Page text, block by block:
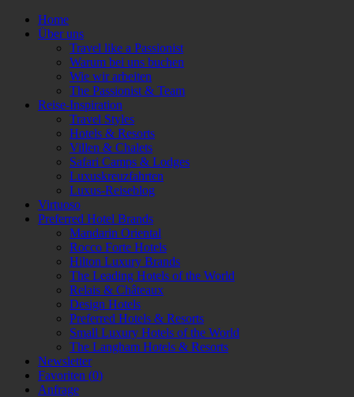
Home
Über uns
Travel like a Passionist
Warum bei uns buchen
Wie wir arbeiten
The Passionist & Team
Reise-Inspiration
Travel Styles
Hotels & Resorts
Villen & Chalets
Safari Camps & Lodges
Luxuskreuzfahrten
Luxus-Reiseblog
Virtuoso
Preferred Hotel Brands
Mandarin Oriental
Rocco Forte Hotels
Hilton Luxury Brands
The Leading Hotels of the World
Relais & Châteaux
Design Hotels
Preferred Hotels & Resorts
Small Luxury Hotels of the World
The Langham Hotels & Resorts
Newsletter
Favoriten (0)
Anfrage